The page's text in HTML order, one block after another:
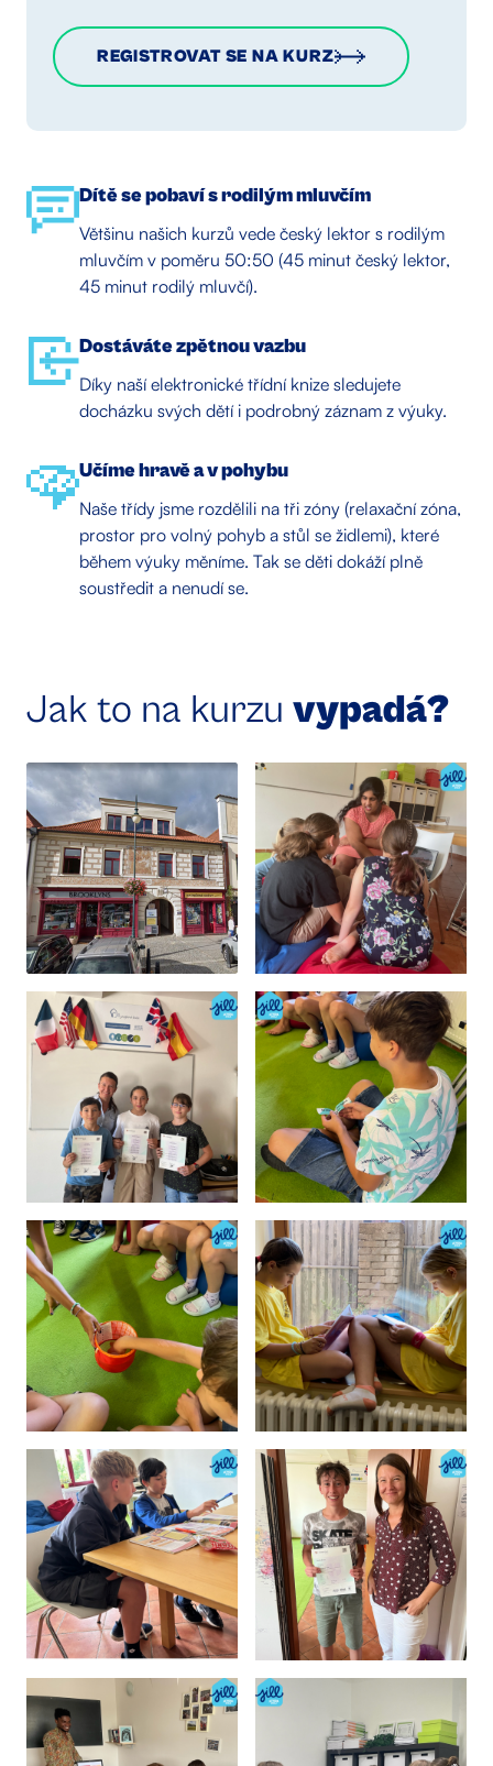
REGISTROVAT SE NA KURZ
Dítě se pobaví s rodilým mluvčím
Většinu našich kurzů vede český lektor s rodilým
mluvčím v poměru 50:50 (45 minut český lektor,
45 minut rodilý mluvčí).
Dostáváte zpětnou vazbu
Díky naší elektronické třídní knize sledujete
docházku svých dětí i podrobný záznam z výuky.
Učíme hravě a v pohybu
Naše třídy jsme rozdělili na tři zóny (relaxační zóna,
prostor pro volný pohyb a stůl se židlemi), které
během výuky měníme. Tak se děti dokáží plně
soustředit a nenudí se.
Jak to na kurzu vypadá?